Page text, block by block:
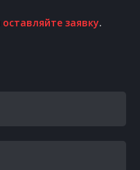
оставляйте заявку.